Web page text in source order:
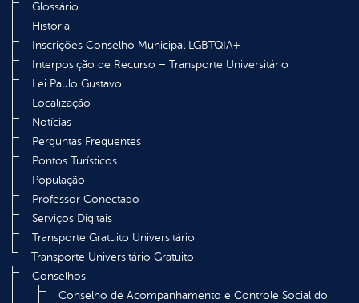
Glossário
História
Inscrições Conselho Municipal LGBTQIA+
Interposição de Recurso – Transporte Universitário
Lei Paulo Gustavo
Localização
Notícias
Perguntas Frequentes
Pontos Turísticos
População
Professor Conectado
Serviços Digitais
Transporte Gratuito Universitário
Transporte Universitário Gratuito
Conselhos
Conselho de Acompanhamento e Controle Social do